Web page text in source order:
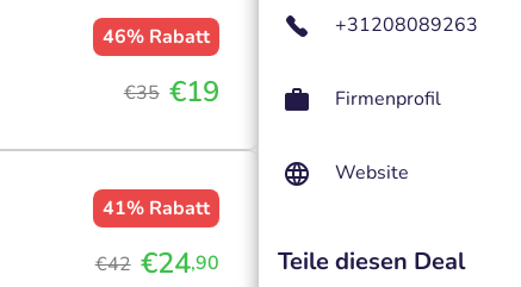
46% Rabatt
€35 €19
41% Rabatt
€42 €24,90
+31208089263
Firmenprofil
Website
Teile diesen Deal